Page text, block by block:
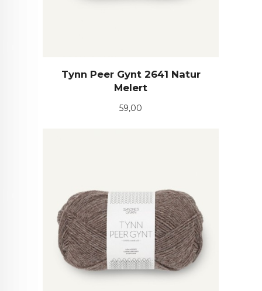
Tynn Peer Gynt 2641 Natur
Melert
Pris
59,00